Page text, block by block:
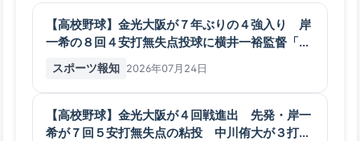
【高校野球】金光大阪が７年ぶりの４強入り 岸
一希の８回４安打無失点投球に横井一裕監督「予
定以上」 準決勝の相手は今春の府大会覇者・履
正社…大阪大会 - スポーツ報知
スポーツ報知 2026年07月24日
【高校野球】金光大阪が４回戦進出 先発・岸一
希が７回５安打無失点の粘投 中川侑大が３打数